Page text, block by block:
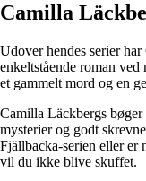
Camilla
Udover hendes serier
enkeltstående roman
et gammelt mord og en
Camilla Läckbergs
mysterier og godt
Fjällbacka-serien eller er
vil du ikke blive skuffet.